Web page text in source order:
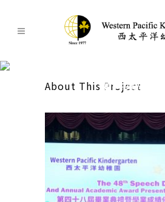
優異獎頒獎禮
About This Project